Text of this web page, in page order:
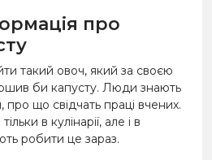
про
такий овоч, який за своєю
би капусту. Люди знають
про що свідчать праці вчених.
в кулінарії, але і в
робити це зараз.